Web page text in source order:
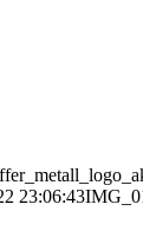
23:06:43